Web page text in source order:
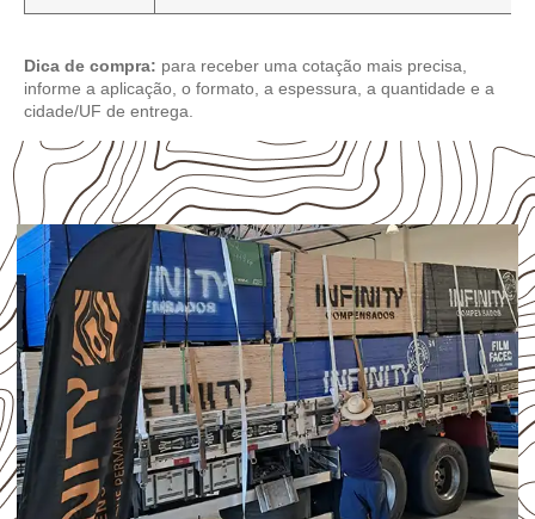
Dica de compra: para receber uma cotação mais precisa,
informe a aplicação, o formato, a espessura, a quantidade e a
cidade/UF de entrega.